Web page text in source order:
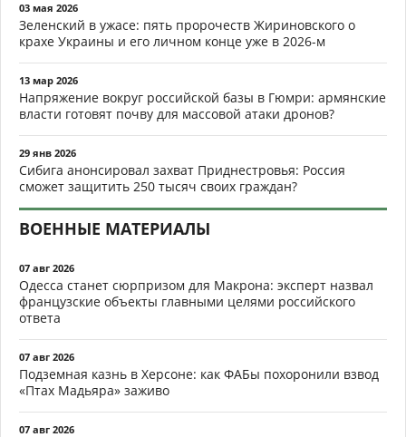
03 мая 2026
Зеленский в ужасе: пять пророчеств Жириновского о
крахе Украины и его личном конце уже в 2026-м
13 мар 2026
Напряжение вокруг российской базы в Гюмри: армянские
власти готовят почву для массовой атаки дронов?
29 янв 2026
Сибига анонсировал захват Приднестровья: Россия
сможет защитить 250 тысяч своих граждан?
ВОЕННЫЕ МАТЕРИАЛЫ
07 авг 2026
Одесса станет сюрпризом для Макрона: эксперт назвал
французские объекты главными целями российского
ответа
07 авг 2026
Подземная казнь в Херсоне: как ФАБы похоронили взвод
«Птах Мадьяра» заживо
07 авг 2026